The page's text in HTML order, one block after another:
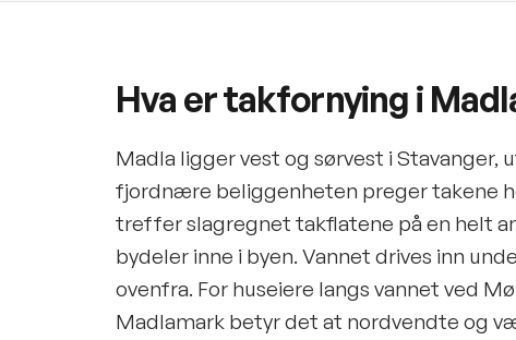
Hva er takfornying i
Madla ligger vest og sørvest i Stavanger,
fjordnære beliggenheten preger takene
treffer slagregnet takflatene på en helt
bydeler inne i byen. Vannet drives inn
ovenfra. For huseiere langs vannet ved
Madlamark betyr det at nordvendte og